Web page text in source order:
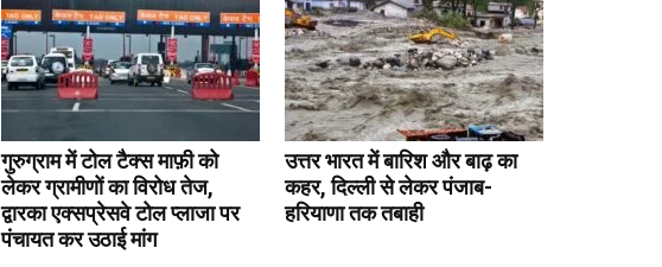
गुरुग्राम में टोल टैक्स माफ़ी को
लेकर ग्रामीणों का विरोध तेज,
द्वारका एक्सप्रेसवे टोल प्लाजा पर
पंचायत कर उठाई मांग
उत्तर भारत में बारिश और बाढ़ का
कहर, दिल्ली से लेकर पंजाब-
हरियाणा तक तबाही